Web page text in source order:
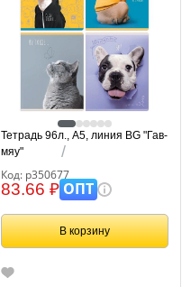
Тетрадь 96л., А5, линия BG "Гав-
мяу"
Код: р350677
83.66 ₽ОПТ
В корзину